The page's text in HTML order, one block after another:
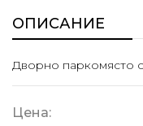
ОПИСАНИЕ
Дворно паркомясто
Цена: